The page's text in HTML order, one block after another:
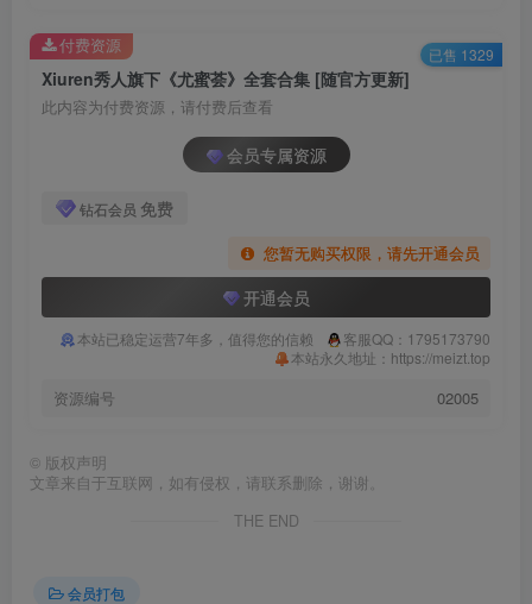
Xiuren秀人旗下《尤蜜荟》全套合集 [随官方更新]
此内容为付费资源，请付费后查看
会员专属资源
钻石会员 免费
您暂无购买权限，请先开通会员
开通会员
本站已稳定运营7年多，值得您的信赖
客服QQ：1795173790
本站永久地址：https://meizt.top
资源编号 02005
付费资源 已售 1329
© 版权声明
文章来自于互联网，如有侵权，请联系删除，谢谢。
THE END
会员打包